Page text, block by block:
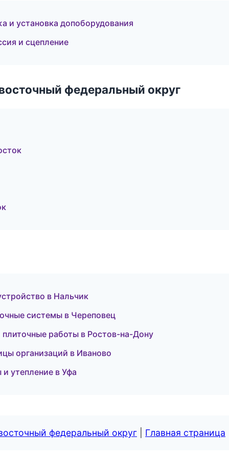
и установка допоборудования
и сцепление
федеральный округ
в Нальчик
системы в Череповец
работы в Ростов-на-Дону
организаций в Иваново
утепление в Уфа
федеральный округ Главная страница